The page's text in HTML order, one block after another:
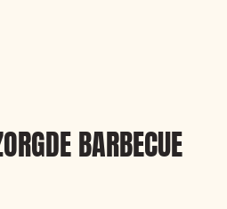
BARBECUE